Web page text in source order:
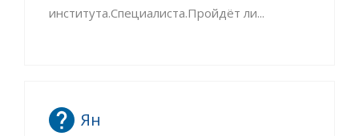
института.Специалиста.Пройдёт ли...
Ян